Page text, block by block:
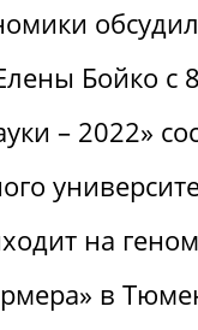
Бойко с
– 2022»
на
в